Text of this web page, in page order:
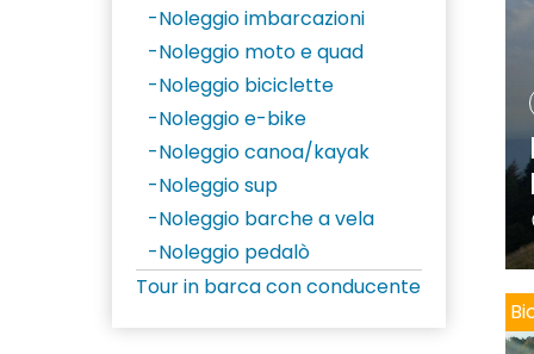
Noleggio imbarcazioni
Noleggio moto e quad
Noleggio biciclette
Noleggio e-bike
Noleggio canoa/kayak
Noleggio sup
Noleggio barche a vela
Noleggio pedalò
Tour in barca con conducente